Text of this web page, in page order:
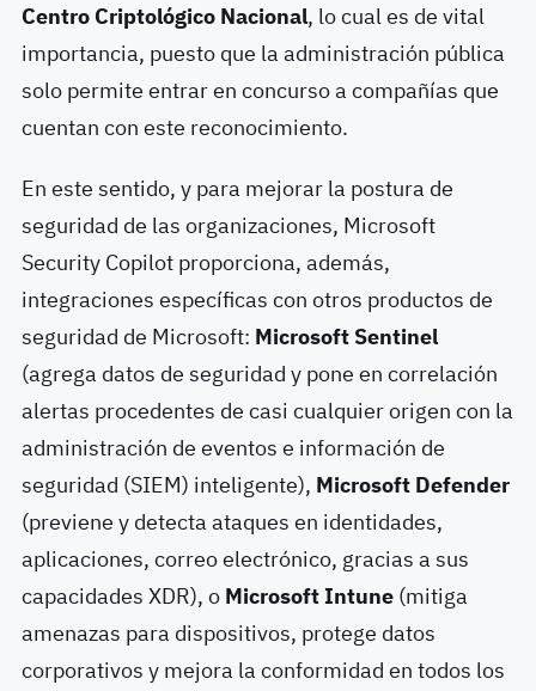
Centro Criptológico Nacional, lo cual es de vital
importancia, puesto que la administración pública
solo permite entrar en concurso a compañías que
cuentan con este reconocimiento.
En este sentido, y para mejorar la postura de
seguridad de las organizaciones, Microsoft
Security Copilot proporciona, además,
integraciones específicas con otros productos de
seguridad de Microsoft: Microsoft Sentinel
(agrega datos de seguridad y pone en correlación
alertas procedentes de casi cualquier origen con la
administración de eventos e información de
seguridad (SIEM) inteligente), Microsoft Defender
(previene y detecta ataques en identidades,
aplicaciones, correo electrónico, gracias a sus
capacidades XDR), o Microsoft Intune (mitiga
amenazas para dispositivos, protege datos
corporativos y mejora la conformidad en todos los